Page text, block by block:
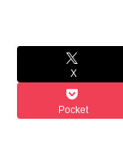
X
Pocket